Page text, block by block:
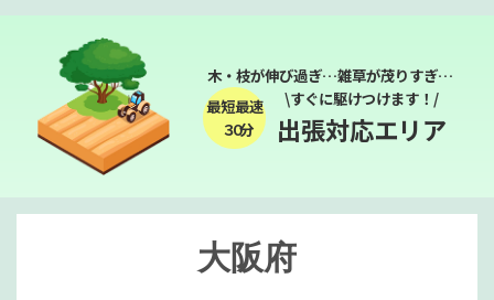
木・枝が伸び過ぎ…雑草が茂りすぎ…
最短最速
３０分
\すぐに駆けつけます！/
出張対応エリア
大阪府